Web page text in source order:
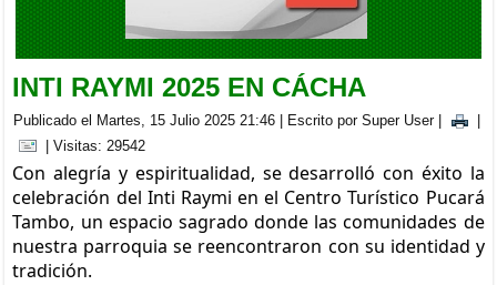
INTI RAYMI 2025 EN CÁCHA
Publicado el Martes, 15 Julio 2025 21:46 | Escrito por Super User|
|
| Visitas: 29542
Con alegría y espiritualidad, se desarrolló con éxito la
celebración del Inti Raymi en el Centro Turístico Pucará
Tambo, un espacio sagrado donde las comunidades de
nuestra parroquia se reencontraron con su identidad y
tradición.